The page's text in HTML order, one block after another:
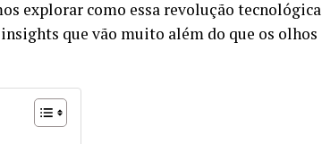
explorar como essa revolução tecnológica
que vão muito além do que os olhos